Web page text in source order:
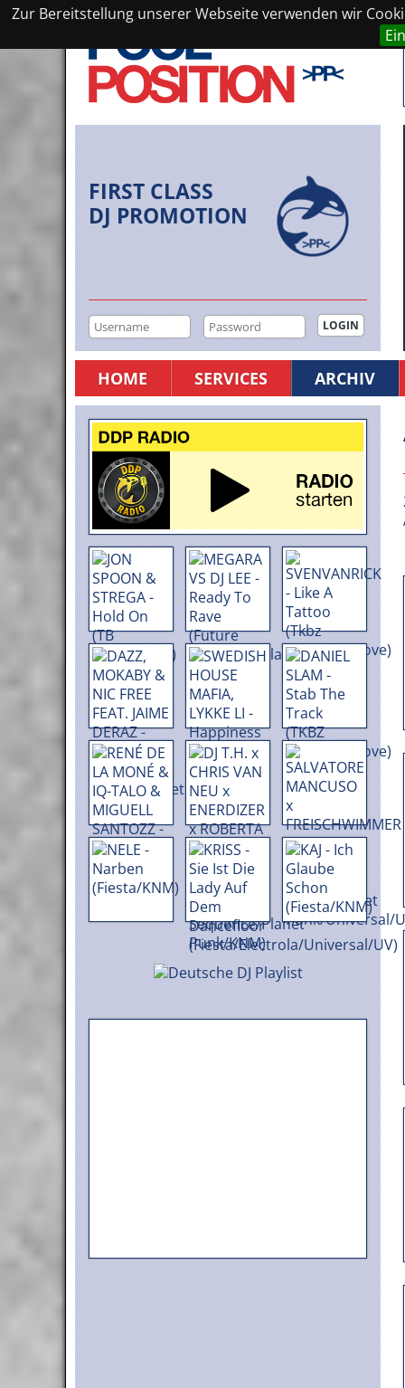
Zur Bereitstellung unserer Webseite verwenden wir
FIRST CLASS
DJ PROMOTION
HOME SERVICES ARCHIV